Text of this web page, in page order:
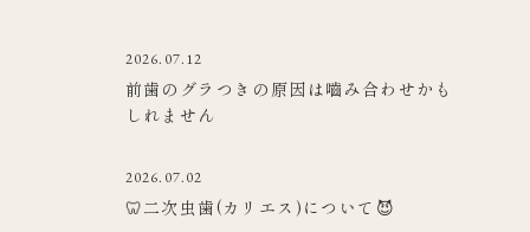
2026.07.12
前歯のグラつきの原因は嚙み合わせかも
しれません
2026.07.02
🦷二次虫歯(カリエス)について😈